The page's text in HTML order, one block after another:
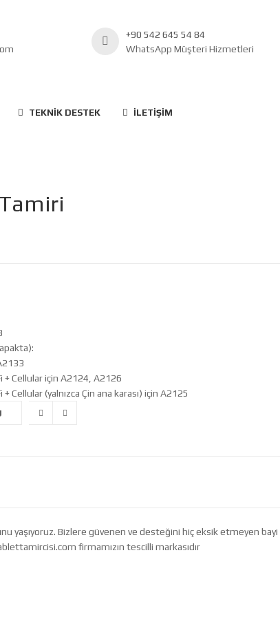
+90 542 645 54 84
WhatsApp Müşteri Hizmetleri
TEKNIK DESTEK İLETIŞIM
+ Cellular için A2124, A2126
Cellular (yalnızca Çin ana karası) için A2125
yaşıyoruz. Bizlere güvenen ve desteğini hiç eksik etmeyen
firmamızın tescilli markasıdır